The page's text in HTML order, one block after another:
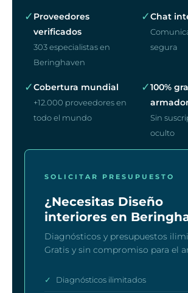
✓ Proveedores
verificados
303 especialistas en
Beringhaven
✓Chat
segura
✓Cobertura mundial
+12.000 proveedores en
todo el mundo
✓100%
Sin
oculto
SOLICITAR PRESUPUESTO
¿Necesitas Diseño
interiores en
Diagnósticos y presupuestos
Gratis y sin compromiso para el
✓ Diagnósticos ilimitados